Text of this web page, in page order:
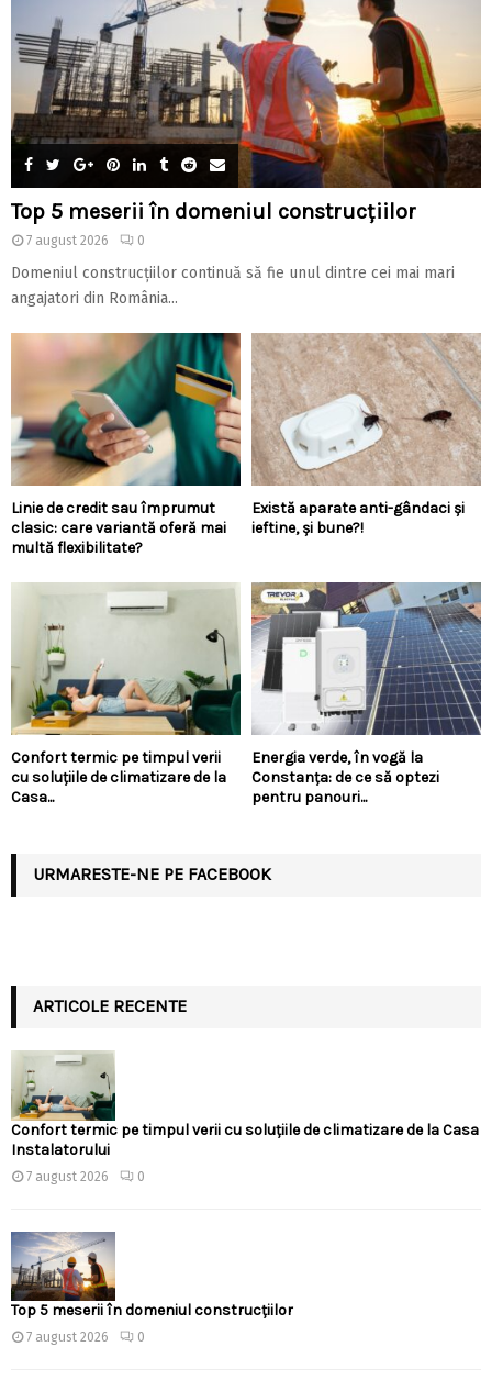
Top 5 meserii în domeniul construcțiilor
7 august 2026 0
Domeniul construcțiilor continuă să fie unul dintre cei mai mari
angajatori din România...
Linie de credit sau împrumut
clasic: care variantă oferă mai
multă flexibilitate?
Există aparate anti-gândaci și
ieftine, și bune?!
Confort termic pe timpul verii
cu soluțiile de climatizare de la
Casa...
Energia verde, în vogă la
Constanța: de ce să optezi
pentru panouri...
URMARESTE-NE PE FACEBOOK
ARTICOLE RECENTE
Confort termic pe timpul verii cu soluțiile de climatizare de la Casa
Instalatorului
7 august 2026 0
Top 5 meserii în domeniul construcțiilor
7 august 2026 0